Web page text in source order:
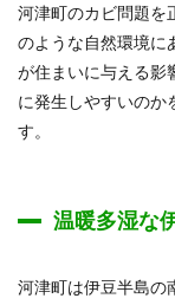
河津町のカビ問題を
のような自然環境に
が住まいに与える影
に発生しやすいのか
す。
温暖多湿な
河津町は伊豆半島の